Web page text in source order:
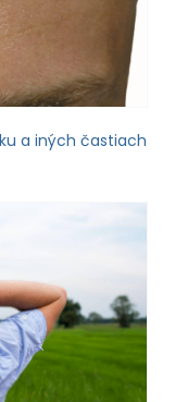
a iných častiach